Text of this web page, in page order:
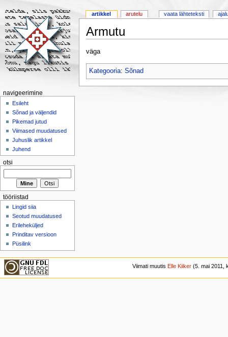
Armutu
väga
Kategooria: Sõnad
artikkel arutelu vaata lähteteksti
navigeerimine
Esileht
Sõnad ja väljendid
Pikemad jutud
Viimased muudatused
Juhuslik artikkel
Juhend
otsi
tööriistad
Lingid siia
Seotud muudatused
Erileheküljed
Prinditav versioon
Püsilink
Viimati muutis Elle Kiiker(5. mai 2011,